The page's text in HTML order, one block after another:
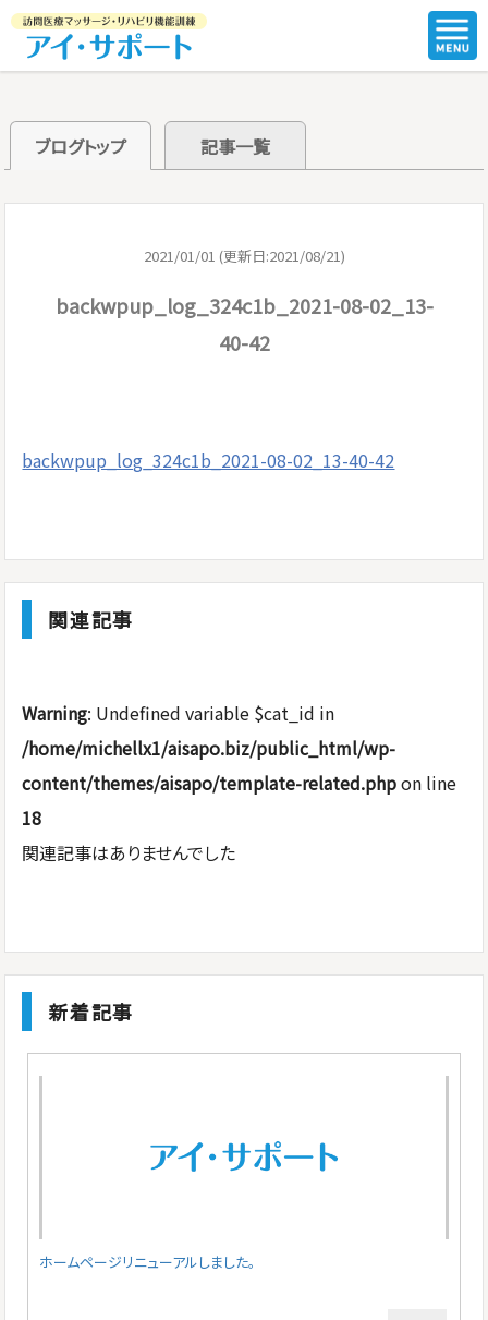
ブログトップ 記事一覧
2021/01/01 (更新日:2021/08/21)
backwpup_log_324c1b_2021-08-02_13-
40-42
backwpup_log_324c1b_2021-08-02_13-40-42
関連記事
Warning: Undefined variable $cat_id in
/home/michellx1/aisapo.biz/public_html/wp-
content/themes/aisapo/template-related.phpon line
18
関連記事はありませんでした
新着記事
ホームページリニューアルしました。